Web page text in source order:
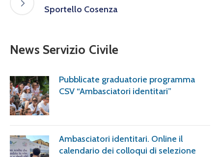
Sportello Cosenza
News Servizio Civile
Pubblicate graduatorie programma
CSV “Ambasciatori identitari”
Ambasciatori identitari. Online il
calendario dei colloqui di selezione